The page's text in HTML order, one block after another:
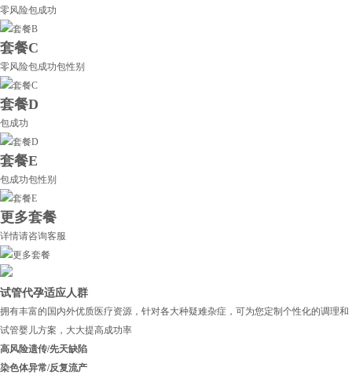
零风险包成功
套餐C
零风险包成功包性别
套餐D
包成功
套餐E
包成功包性别
更多套餐
详情请咨询客服
试管代孕适应人群
拥有丰富的国内外优质医疗资源，针对各大种疑难杂症，可为您定制个性化的调理和
试管婴儿方案，大大提高成功率
高风险遗传/先天缺陷
染色体异常/反复流产